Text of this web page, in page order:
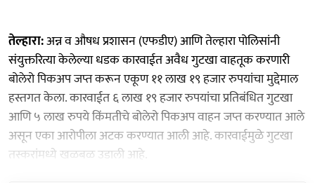
तेल्हारा:अन्न व औषध प्रशासन (एफडीए) आणि तेल्हारा पोलिसांनी
संयुक्तरित्या केलेल्या धडक कारवाईत अवैध गुटखा वाहतूक करणारी
बोलेरो पिकअप जप्त करून एकूण ११ लाख १९ हजार रुपयांचा मुद्देमाल
हस्तगत केला. कारवाईत ६ लाख १९ हजार रुपयांचा प्रतिबंधित गुटखा
आणि ५ लाख रुपये किंमतीचे बोलेरो पिकअप वाहन जप्त करण्यात आले
असून एका आरोपीला अटक करण्यात आली आहे. कारवाईमुळे गुटखा
तस्करांमध्ये खळबळ उडाली आहे.